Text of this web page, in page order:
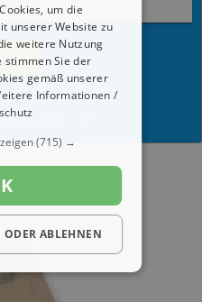
Service abmelden.
um die
unserer Website zu
weitere Nutzung
stimmen Sie der
gemäß unserer
Informationen /
(715) →
ABLEHNEN